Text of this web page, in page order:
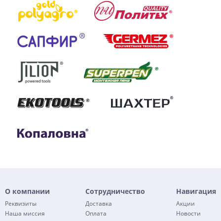
О компании
Реквизиты
Наша миссия
Сотрудничество
Доставка
Оплата
Навигация
Акции
Новости